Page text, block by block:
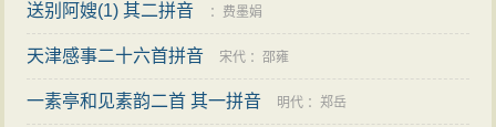
送别阿嫂(1) 其二拼音 ： 费墨娟
天津感事二十六首拼音 宋代 ：邵雍
一素亭和见素韵二首 其一拼音 明代 ：郑岳